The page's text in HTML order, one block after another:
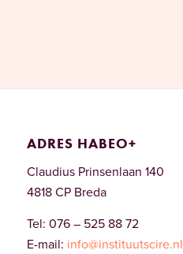
ADRES HABEO+
Claudius Prinsenlaan 140
4818 CP Breda
Tel: 076 – 525 88 72
E-mail: info@instituutscire.nl